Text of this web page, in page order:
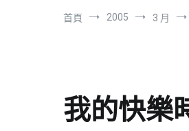
首頁 2005 3 月
我的快樂